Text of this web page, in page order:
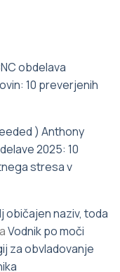
obdelava
10 preverjenih
) Anthony
2025: 10
stresa v
običajen naziv, toda
Vodnik po moči
za obvladovanje